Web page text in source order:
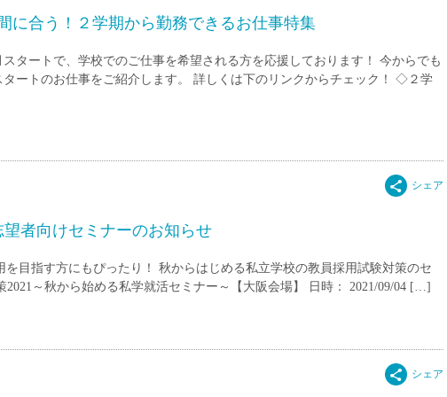
に合う！２学期から勤務できるお仕事特集
タートで、学校でのご仕事を希望される方を応援しております！ 今からでも
ートのお仕事をご紹介します。 詳しくは下のリンクからチェック！ ◇２学
者向けセミナーのお知らせ
を目指す方にもぴったり！ 秋からはじめる私立学校の教員採用試験対策のセ
2021～秋から始める私学就活セミナー～【大阪会場】 日時： 2021/09/04 […]